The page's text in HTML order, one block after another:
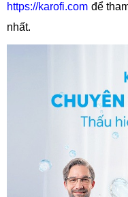
https://karofi.com để
nhất.